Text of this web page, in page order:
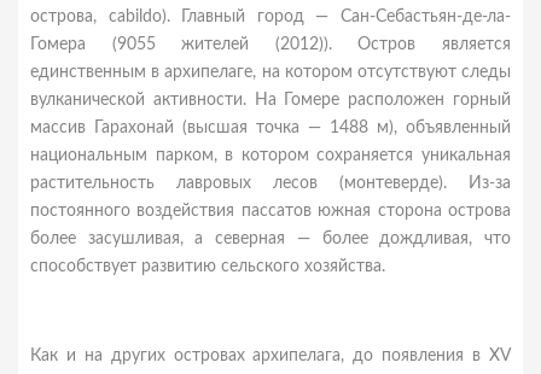
острова, cabildo). Главный город — Сан-Себастьян-де-ла-
Гомера (9055 жителей (2012)). Остров является
единственным в архипелаге, на котором отсутствуют следы
вулканической активности. На Гомере расположен горный
массив Гарахонай (высшая точка — 1488 м), объявленный
национальным парком, в котором сохраняется уникальная
растительность лавровых лесов (монтеверде). Из-за
постоянного воздействия пассатов южная сторона острова
более засушливая, а северная — более дождливая, что
способствует развитию сельского хозяйства.
Как и на других островах архипелага, до появления в XV